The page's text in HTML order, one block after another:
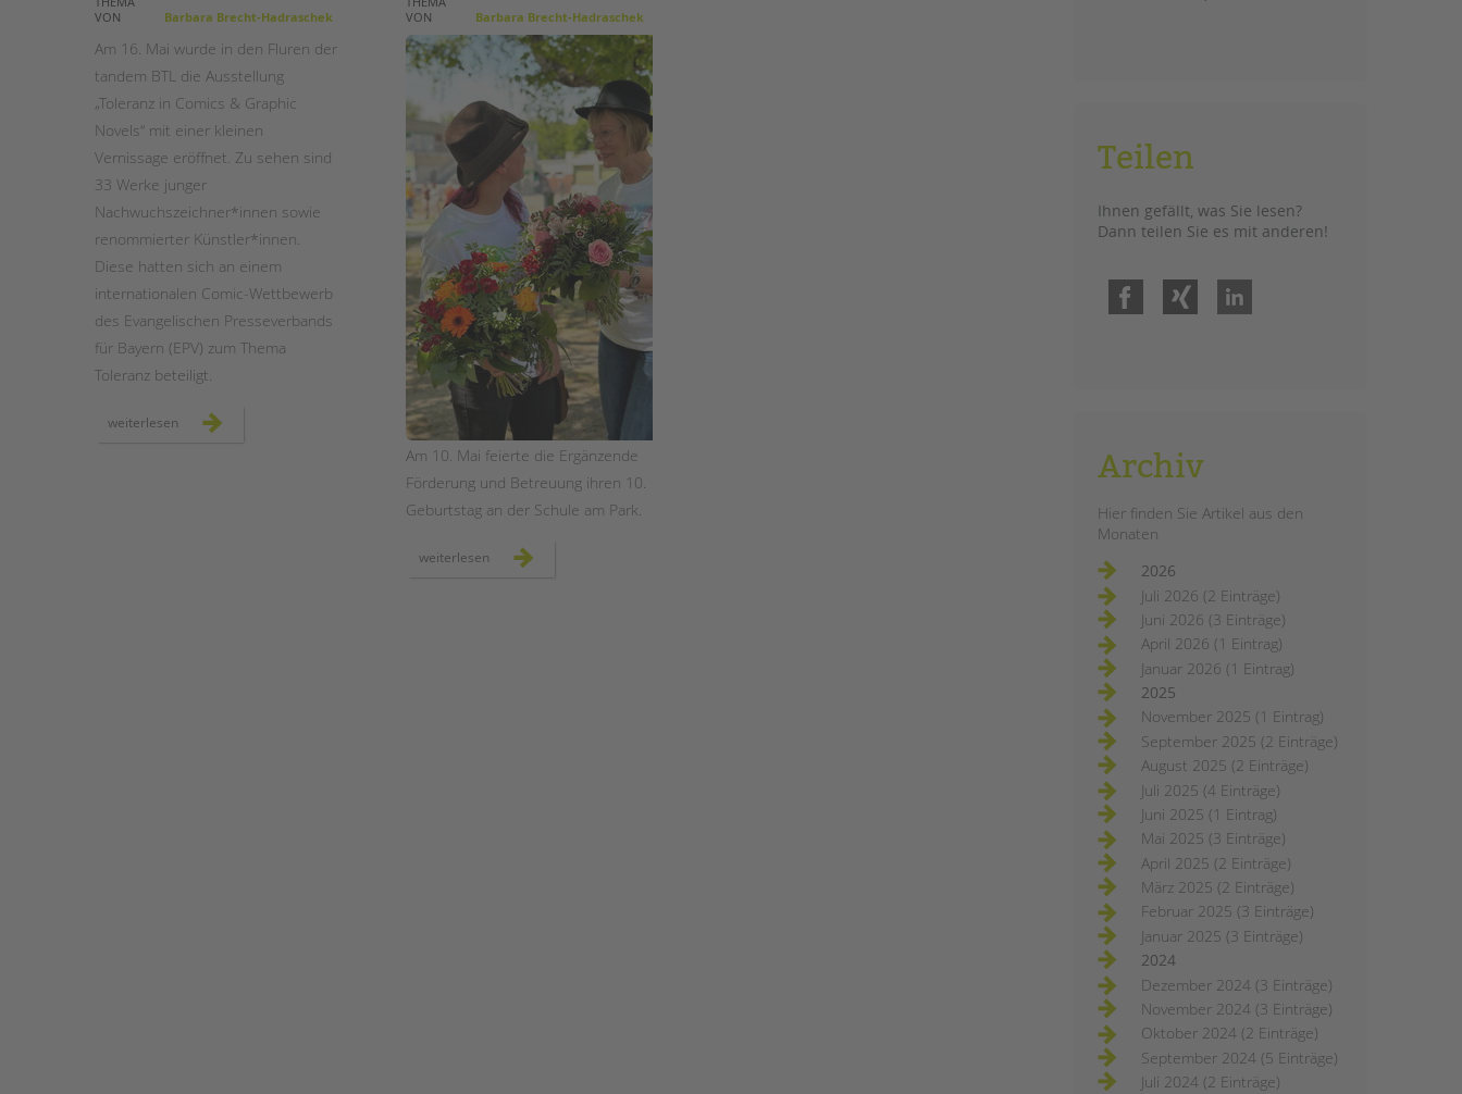
STADTTEILARBEIT
VON
Barbara Brecht-Hadraschek
Am 16. Mai wurde in den Fluren der
tandem BTL die Ausstellung
„Toleranz in Comics & Graphic
Novels“ mit einer kleinen
Vernissage eröffnet. Zu sehen sind
33 Werke junger
Nachwuchszeichner*innen sowie
renommierter Künstler*innen.
Diese hatten sich an einem
internationalen Comic-Wettbewerb
des Evangelischen Presseverbands
für Bayern (EPV) zum Thema
Toleranz beteiligt.
weiterlesen ausstellungseröffnung
„toleranz
VON
Barbara Brecht-Hadraschek
Am 10. Mai feierte die Ergänzende
Förderung und Betreuung ihren 10.
Geburtstag an der Schule am Park.
weiterlesen sonniges
jubiläumsfest
Teilen
Ihnen gefällt, was Sie lesen?
Dann teilen Sie es mit anderen!
Facebook
Archiv
Hier finden Sie Artikel aus den
Monaten
2026
Juli 2026 (2 Einträge)
Juni 2026 (3 Einträge)
April 2026 (1 Eintrag)
Januar 2026 (1 Eintrag)
2025
November 2025 (1 Eintrag)
September 2025 (2 Einträge)
August 2025 (2 Einträge)
Juli 2025 (4 Einträge)
Juni 2025 (1 Eintrag)
Mai 2025 (3 Einträge)
April 2025 (2 Einträge)
März 2025 (2 Einträge)
Februar 2025 (3 Einträge)
Januar 2025 (3 Einträge)
2024
Dezember 2024 (3 Einträge)
November 2024 (3 Einträge)
Oktober 2024 (2 Einträge)
September 2024 (5 Einträge)
Juli 2024 (2 Einträge)